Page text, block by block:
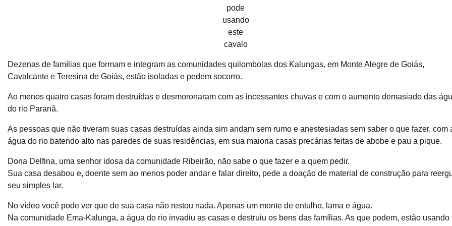
pode
usando
este
cavalo
Dezenas de famílias que formam e integram as comunidades quilombolas dos Kalungas, em Monte Alegre de Goiás,
Cavalcante e Teresina de Goiás, estão isoladas e pedem socorro.
Ao menos quatro casas foram destruídas e desmoronaram com as incessantes chuvas e com o aumento demasiado das
do rio Paranã.
As pessoas que não tiveram suas casas destruídas ainda sim andam sem rumo e anestesiadas sem saber o que fazer, com
água do rio batendo alto nas paredes de suas residências, em sua maioria casas precárias feitas de abobe e pau a pique.
Dona Delfina, uma senhor idosa da comunidade Ribeirão, não sabe o que fazer e a quem pedir.
Sua casa desabou e, doente sem ao menos poder andar e falar direito, pede a doação de material de construção para
seu simples lar.
No vídeo você pode ver que de sua casa não restou nada. Apenas um monte de entulho, lama e água.
Na comunidade Ema-Kalunga, a água do rio invadiu as casas e destruiu os bens das famílias. As que podem, estão usando